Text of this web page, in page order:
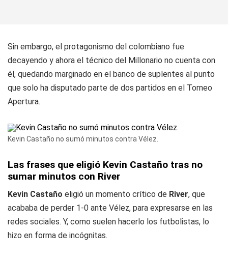
Sin embargo, el protagonismo del colombiano fue
decayendo y ahora el técnico del Millonario no cuenta con
él, quedando marginado en el banco de suplentes al punto
que solo ha disputado parte de dos partidos en el Torneo
Apertura.
Kevin Castaño no sumó minutos contra Vélez.
Las frases que eligió Kevin Castaño tras no
sumar minutos con River
Kevin Castaño eligió un momento crítico de River, que
acababa de perder 1-0 ante Vélez, para expresarse en las
redes sociales. Y, como suelen hacerlo los futbolistas, lo
hizo en forma de incógnitas.